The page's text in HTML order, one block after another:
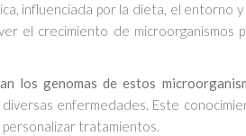
influenciada por la dieta, el entorno y
el crecimiento de microorganismos
los genomas de estos
enfermedades. Este
tratamientos.